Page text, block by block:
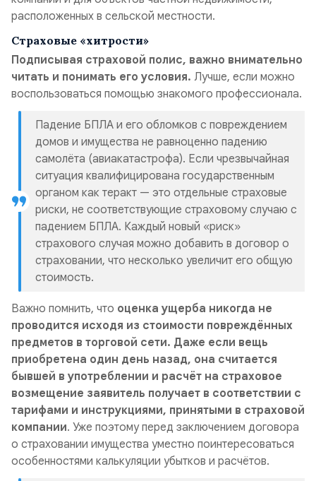
расположенных в сельской местности.
Страховые «хитрости»
Подписывая страховой полис, важно внимательно
читать и понимать его условия. Лучше, если можно
воспользоваться помощью знакомого профессионала.
Падение БПЛА и его обломков с повреждением
домов и имущества не равноценно падению
самолёта (авиакатастрофа). Если чрезвычайная
ситуация квалифицирована государственным
органом как теракт — это отдельные страховые
риски, не соответствующие страховому случаю с
падением БПЛА. Каждый новый «риск»
страхового случая можно добавить в договор о
страховании, что несколько увеличит его общую
стоимость.
Важно помнить, что оценка ущерба никогда не
проводится исходя из стоимости повреждённых
предметов в торговой сети. Даже если вещь
приобретена один день назад, она считается
бывшей в употреблении и расчёт на страховое
возмещение заявитель получает в соответствии с
тарифами и инструкциями, принятыми в страховой
компании. Уже поэтому перед заключением договора
о страховании имущества уместно поинтересоваться
особенностями калькуляции убытков и расчётов.